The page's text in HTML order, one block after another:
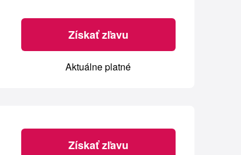
Získať zľavu
Aktuálne platné
Získať zľavu